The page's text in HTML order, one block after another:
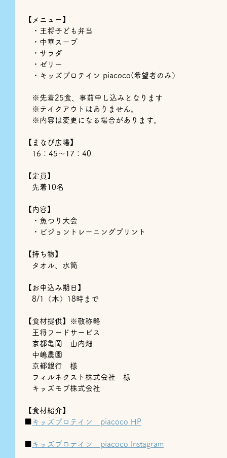
【メニュー】
・王将子ども弁当
・中華スープ
・サラダ
・ゼリー
・キッズプロテイン piacoco(希望者のみ）
※先着25食、事前申し込みとなります
※テイクアウトはありません。
※内容は変更になる場合があります。
【まなび広場】
16：45～17：40
【定員】
先着10名
【内容】
・魚つり大会
・ビジョントレーニングプリント
【持ち物】
タオル、水筒
【お申込み期日】
8/1（木）18時まで
【食材提供】※敬称略
王将フードサービス
京都亀岡　山内畑
中嶋農園
京都銀行　様
フィルネクスト株式会社　様
キッズモブ株式会社
【食材紹介】
キッズプロテイン　piacoco HP
キッズプロテイン　piacoco Instagram